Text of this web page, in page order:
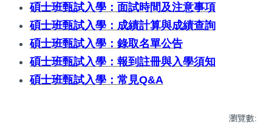
碩士班甄試入學：面試時間及注意事項
碩士班甄試入學：成績計算與成績查詢
碩士班甄試入學：錄取名單公告
碩士班甄試入學：報到註冊與入學須知
碩士班甄試入學：常見Q&A
瀏覽數: